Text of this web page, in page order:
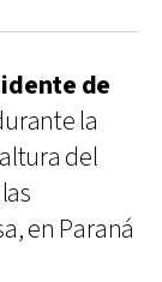
de
la
del
en Paraná